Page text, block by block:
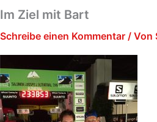
Im Ziel mit Bart
Schreibe einen Kommentar / Von